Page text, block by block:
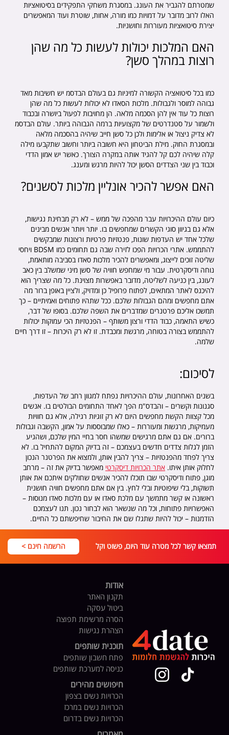
שמטרתם להגביר את העונג. במסגרת משחקי התפקידים בסיטואציות
האלו לרוב מדובר על דמויות כמו מורה, אחות, שוטרת ועוד המאפשרים
יצירת סיטואציות מעוררות וחושניות.
האם המלכות יכולות לעשות כל מה שהן
רוצות במהלך סשן?
כמו בכל סיטואציה הקשורה למיניות גם בעולם הבדסמ יש חשיבות מאד
גבוהה למוסר ולגבולות. מלכות הסאדו לא יכולות לעשות כל מה שהן
רוצות כל עוד אין להן הסכמה מלאה. הן מחויבות לפעול ביושרה ובכבוד
ולשמור על סטנדרטים של מקצועיות ברמה הגבוהה ביותר. עולם הבדסמ
לא צדיק ניצול או אלימות ולכן כל סשן חייב שיהיה בהסכמה מלאה
ובמסגרת החוק. מילת הביטחון היא חשובה ביותר וחשוב שתקבעו מילה
קלה שיהיה לכם קל להגיד אותה במקרה הצורך. כאשר יש אמון הדדי
וכבוד בין שני הצדדים הסשן יכול להיות מרגש ומענג.
האם אפשר להכיר אונליין מלכות לסשנים?
כיום עולם ההיכרויות עבר מהפכה של ממש – לא רק מבחינת נגישות,
אלא גם בגיוון סוגי הקשרים שמחפשים בו. יותר ויותר אנשים מבינים
שלכל אחד יש העדפות שונות, פנטזיות פרטיות ורצונות שמבקשים
להתממש. אתרי הכרויות הפכו לזירה שבה גם תחומים כמו BDSM ויחסי
שליטה זוכים לייצוג, ומאפשרים להכיר מלכות סאדו בסביבה מותאמת,
נוחה ודיסקרטית. עבור מי שמחפש חוויה של סשן מיני שמשלב בין כאב
לעונג, בין כניעה לשליטה, מדובר באפשרות מצוינת. כל מה שצריך הוא
להיכנס לאתר המתאים, לפתוח פרופיל כן ומדויק, ולציין באופן ברור מה
אתם מחפשים ומהם הגבולות שלכם. ככל שתהיו פתוחים ואמיתיים – כך
תמשכו אליכם פרטנרים שמדברים את השפה שלכם. בסופו של דבר,
כשיש התאמה, כבוד הדדי ורצון משותף – הפנטזיות הכי עמוקות יכולות
להתממש בצורה בטוחה, מרגשת ומכבדת. זו לא רק היכרות – זו דרך חיים
שלמה.
לסיכום:
בשנים האחרונות, עולם ההיכרויות נפתח למגוון רחב של העדפות,
סגנונות וקשרים – והבדס"מ הפך לאחד התחומים הבולטים בו. אנשים
מכל קצוות הקשת מחפשים היום לא רק זוגיות רגילה, אלא גם חוויות
מעמיקות, מרגשות ומעוררות – כאלו שמבוססות על אמון, הקשבה וגבולות
ברורים. אם גם אתם מרגישים שמשהו חסר בחיי המין שלכם, ושהגיע
הזמן לגלות צדדים חדשים בעצמכם – זה בדיוק המקום להתחיל בו. לא
צריך לפחד מהפנטזיות – צריך להבין אותן, ולמצוא את הפרטנר הנכון
לחלוק אותן איתו. אתר הכרויות דיסקרטי מאפשר בדיוק את זה – מרחב
מוגן, פתוח ודיסקרטי שבו תוכלו להכיר אנשים שחולקים איתכם את אותן
תשוקות, בלי שיפוטיות ובלי לחץ. בין אם אתם מחפשים חוויה חושנית
ראשונה או קשר מתמשך עם מלכת סאדו או עם מלכות סאדו מנוסות –
האפשרויות פתוחות, וכל מה שנשאר הוא לבחור נכון. תנו לעצמכם
הזדמנות – יכול להיות שתגלו שם את החיבור שחיפשתם כל החיים.
תמצאו קשר לכל מטרה עוד היום, פשוט וקל הרשמה חינם >
אודות
תקנון האתר
ביטול עסקה
הסרה מרשימת תפוצה
הצהרת נגישות
תוכנית שותפים
פתח חשבון שותפים
כניסה למערכת שותפים
חיפושים מהירים
הכרויות נשים בצפון
הכרויות נשים במרכז
הכרויות נשים בדרום